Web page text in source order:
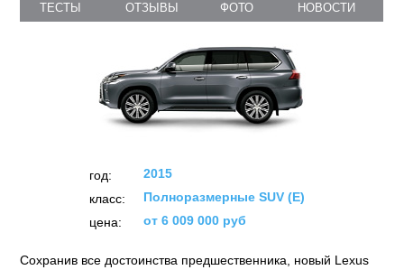
ТЕСТЫ ОТЗЫВЫ ФОТО НОВОСТИ
год:
2015
класс:
Полноразмерные SUV (E)
цена:
от 6 009 000 руб
Сохранив все достоинства предшественника, новый Lexus